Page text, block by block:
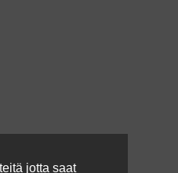
jotta saat